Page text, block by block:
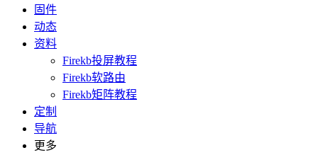
固件
动态
资料
Firekb投屏教程
Firekb软路由
Firekb矩阵教程
定制
导航
更多